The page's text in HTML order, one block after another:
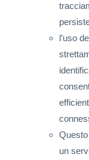
l’uso
un